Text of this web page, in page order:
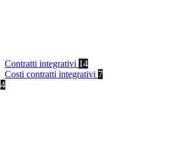
Contratti integrativi 14
Costi contratti integrativi 7
4